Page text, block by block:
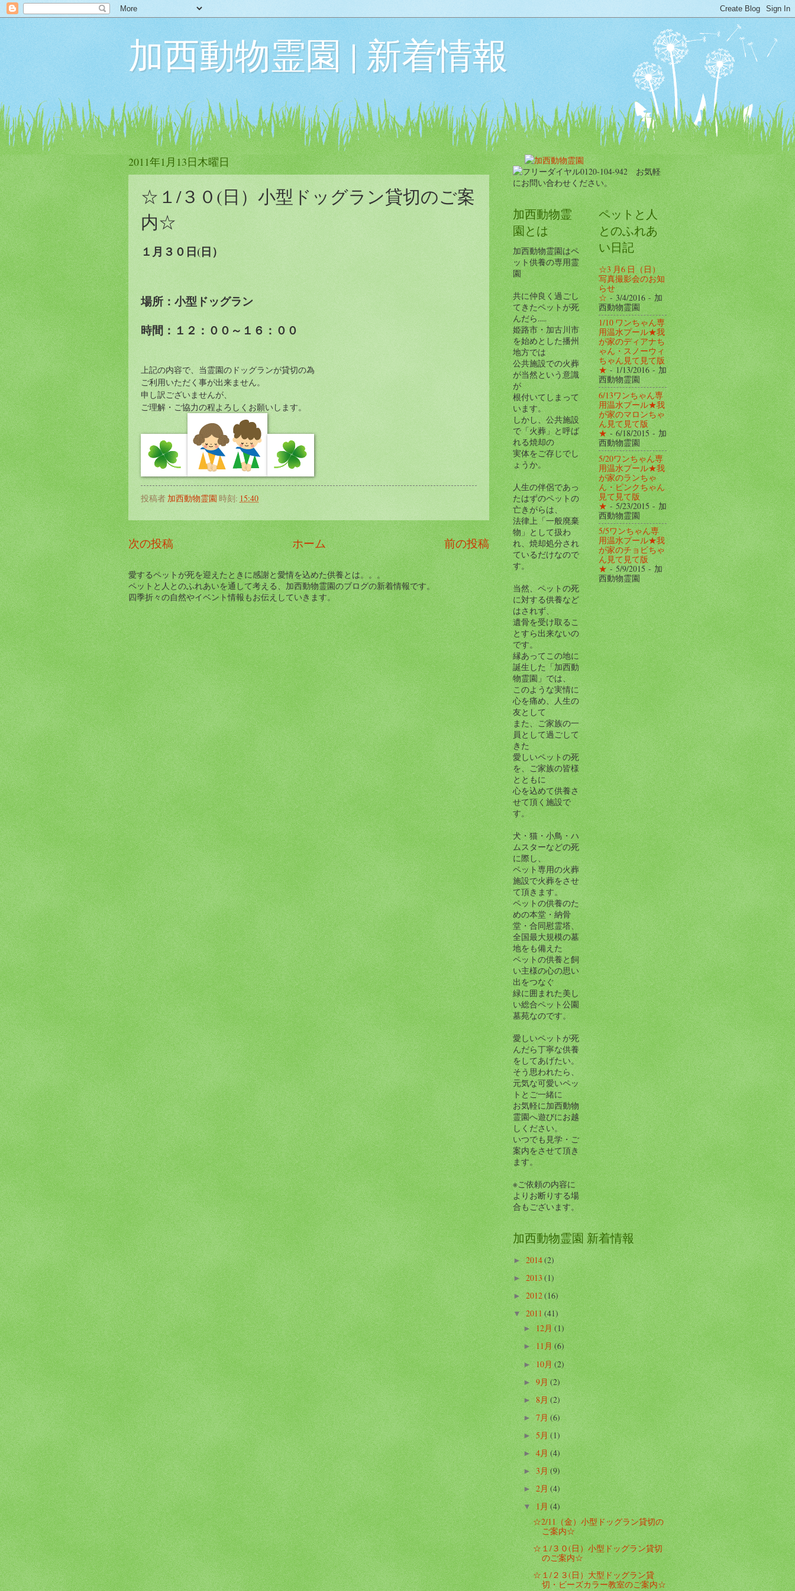
加西動物霊園 | 新着情報
2011年1月13日木曜日
☆１/３０(日）小型ドッグラン貸切のご案
内☆
１月３０日(日）
場所：小型ドッグラン
時間：１２：００～１６：００
上記の内容で、当霊園のドッグランが貸切の為
ご利用いただく事が出来ません。
申し訳ございませんが、
ご理解・ご協力の程よろしくお願いします。
投稿者 加西動物霊園 時刻: 15:40
次の投稿 前の投稿
ホーム
愛するペットが死を迎えたときに感謝と愛情を込めた供養とは。。。
ペットと人とのふれあいを通して考える、加西動物霊園のブログの新着情報です。
四季折々の自然やイベント情報もお伝えしていきます。
加西動物霊
園とは
加西動物霊園はペ
ット供養の専用霊
園
共に仲良く過ごし
てきたペットが死
んだら.....
姫路市・加古川市
を始めとした播州
地方では
公共施設での火葬
が当然という意識
が
根付いてしまって
います。
しかし、公共施設
で「火葬」と呼ば
れる焼却の
実体をご存じでし
ょうか。
人生の伴侶であっ
たはずのペットの
亡きがらは、
法律上「一般廃棄
物」として扱わ
れ、焼却処分され
ているだけなので
す。
当然、ペットの死
に対する供養など
はされず、
遺骨を受け取るこ
とすら出来ないの
です。
縁あってこの地に
誕生した「加西動
物霊園」では、
このような実情に
心を痛め、人生の
友として
また、ご家族の一
員として過ごして
きた
愛しいペットの死
を、ご家族の皆様
とともに
心を込めて供養さ
せて頂く施設で
す。
犬・猫・小鳥・ハ
ムスターなどの死
に際し、
ペット専用の火葬
施設で火葬をさせ
て頂きます。
ペットの供養のた
めの本堂・納骨
堂・合同慰霊塔、
全国最大規模の墓
地をも備えた
ペットの供養と飼
い主様の心の思い
出をつなぐ
緑に囲まれた美し
い総合ペット公園
墓苑なのです。
愛しいペットが死
んだら丁寧な供養
をしてあげたい。
そう思われたら、
元気な可愛いペッ
トとご一緒に
お気軽に加西動物
霊園へ遊びにお越
しください。
いつでも見学・ご
案内をさせて頂き
ます。
※ご依頼の内容に
よりお断りする場
合もございます。
ペットと人
とのふれあ
い日記
☆3 月6 日（日）
写真撮影会のお知
らせ
☆- 3/4/2016- 加
西動物霊園
1/10 ワンちゃん専
用温水プール★我
が家のディアナち
ゃん・スノーウィ
ちゃん見て見て版
★- 1/13/2016- 加
西動物霊園
6/13ワンちゃん専
用温水プール★我
が家のマロンちゃ
ん見て見て版
★- 6/18/2015- 加
西動物霊園
5/20ワンちゃん専
用温水プール★我
が家のランちゃ
ん・ピンクちゃん
見て見て版
★- 5/23/2015- 加
西動物霊園
5/5ワンちゃん専
用温水プール★我
が家のチョビちゃ
ん見て見て版
★- 5/9/2015- 加
西動物霊園
加西動物霊園 新着情報
►2014(2)
►2013(1)
►2012(16)
▼2011(41)
► 12月(1)
►11月(6)
►10月(2)
►9月(2)
►8月(2)
►7月(6)
►5月(1)
►4月(4)
►3月(9)
►2月(4)
▼ 1月(4)
☆2/11（金）小型ドッグラン貸切の
ご案内☆
☆１/３０(日）小型ドッグラン貸切
のご案内☆
☆１/２３(日）大型ドッグラン貸
切・ビーズカラー教室のご案内☆